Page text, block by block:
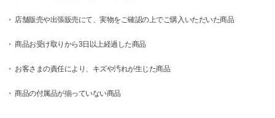
・ 店舗販売や出張販売にて、実物をご確認の上でご購入いただいた商品
・ 商品お受け取りから3日以上経過した商品
・ お客さまの責任により、キズや汚れが生じた商品
・ 商品の付属品が揃っていない商品